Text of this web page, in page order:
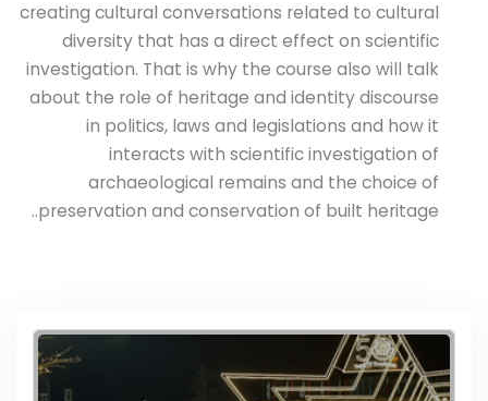
creating cultural conversations related to cultural
diversity that has a direct effect on scientific
investigation. That is why the course also will talk
about the role of heritage and identity discourse
in politics, laws and legislations and how it
interacts with scientific investigation of
archaeological remains and the choice of
preservation and conservation of built heritage..